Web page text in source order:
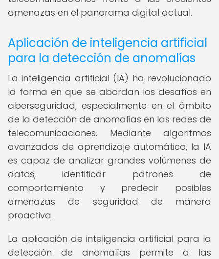
amenazas en el panorama digital actual.
Aplicación de inteligencia artificial
para la detección de anomalías
La inteligencia artificial (IA) ha revolucionado
la forma en que se abordan los desafíos en
ciberseguridad, especialmente en el ámbito
de la detección de anomalías en las redes de
telecomunicaciones. Mediante algoritmos
avanzados de aprendizaje automático, la IA
es capaz de analizar grandes volúmenes de
datos, identificar patrones de
comportamiento y predecir posibles
amenazas de seguridad de manera
proactiva.
La aplicación de inteligencia artificial para la
detección de anomalías permite a las